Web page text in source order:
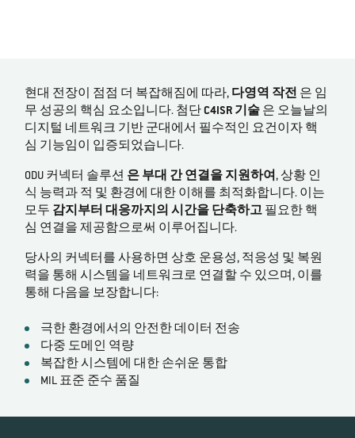
현대 전장이 점점 더 복잡해짐에 따라, 다영역 작전 은 임
무 성공의 핵심 요소입니다. 첨단C4ISR 기술 은 오늘날의
디지털 네트워크 기반 군대에서 필수적인 요건이자 핵
심 기능임이 입증되었습니다.
ODU 커넥터 솔루션 은 부대 간 연결을 지원하여, 상황 인
식 능력과 적 및 환경에 대한 이해를 최적화합니다. 이는
모두 감지부터 대응까지의 시간을 단축하고 필요한 핵
심 연결을 제공함으로써 이루어집니다.
당사의 커넥터를 사용하면 상호 운용성, 적응성 및 복원
력을 통해 시스템을 네트워크로 연결할 수 있으며, 이를
통해 다음을 보장합니다:
극한 환경에서의 안전한 데이터 전송
다중 도메인 역량
복잡한 시스템에 대한 손쉬운 통합
MIL 표준 준수 품질